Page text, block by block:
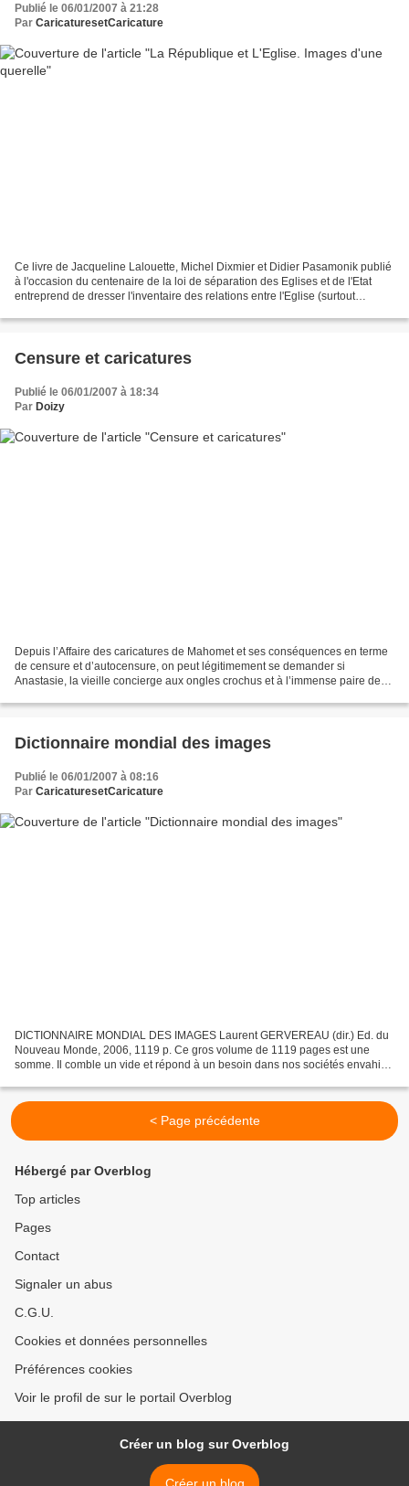
Publié le 06/01/2007 à 21:28
Par CaricaturesetCaricature
Ce livre de Jacqueline Lalouette, Michel Dixmier et Didier Pasamonik publié
à l'occasion du centenaire de la loi de séparation des Eglises et de l'Etat
entreprend de dresser l'inventaire des relations entre l'Eglise (surtout
Censure et caricatures
Publié le 06/01/2007 à 18:34
Par Doizy
Depuis l’Affaire des caricatures de Mahomet et ses conséquences en terme
de censure et d’autocensure, on peut légitimement se demander si
Anastasie, la vieille concierge aux ongles crochus et à l’immense paire de
Dictionnaire mondial des images
Publié le 06/01/2007 à 08:16
Par CaricaturesetCaricature
DICTIONNAIRE MONDIAL DES IMAGES Laurent GERVEREAU (dir.) Ed. du
Nouveau Monde, 2006, 1119 p. Ce gros volume de 1119 pages est une
somme. Il comble un vide et répond à un besoin dans nos sociétés envahies
< Page précédente
Hébergé par Overblog
Top articles
Pages
Contact
Signaler un abus
C.G.U.
Cookies et données personnelles
Préférences cookies
Voir le profil de sur le portail Overblog
Créer un blog sur Overblog